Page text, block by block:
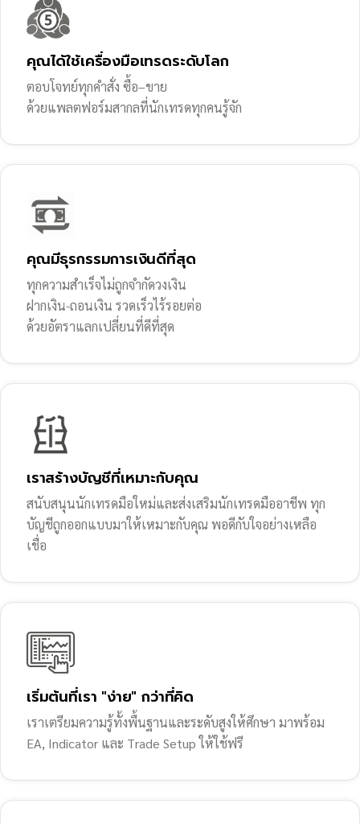
คุณได้ใช้เครื่องมือเทรดระดับโลก
ตอบโจทย์ทุกคำสั่ง ซื้อ–ขาย
ด้วยแพลตฟอร์มสากลที่นักเทรดทุกคนรู้จัก
คุณมีธุรกรรมการเงินดีที่สุด
ทุกความสำเร็จไม่ถูกจำกัดวงเงิน
ฝากเงิน-ถอนเงิน รวดเร็วไร้รอยต่อ
ด้วยอัตราแลกเปลี่ยนที่ดีที่สุด
เราสร้างบัญชีที่เหมาะกับคุณ
สนับสนุนนักเทรดมือใหม่และส่งเสริมนักเทรดมืออาชีพ ทุก
บัญชีถูกออกแบบมาให้เหมาะกับคุณ พอดีกับใจอย่างเหลือ
เชื่อ
เริ่มต้นที่เรา "ง่าย" กว่าที่คิด
เราเตรียมความรู้ทั้งพื้นฐานและระดับสูงให้ศึกษา มาพร้อม
EA, Indicator และ Trade Setup ให้ใช้ฟรี